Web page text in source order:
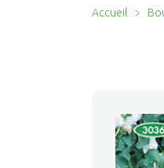
Accueil